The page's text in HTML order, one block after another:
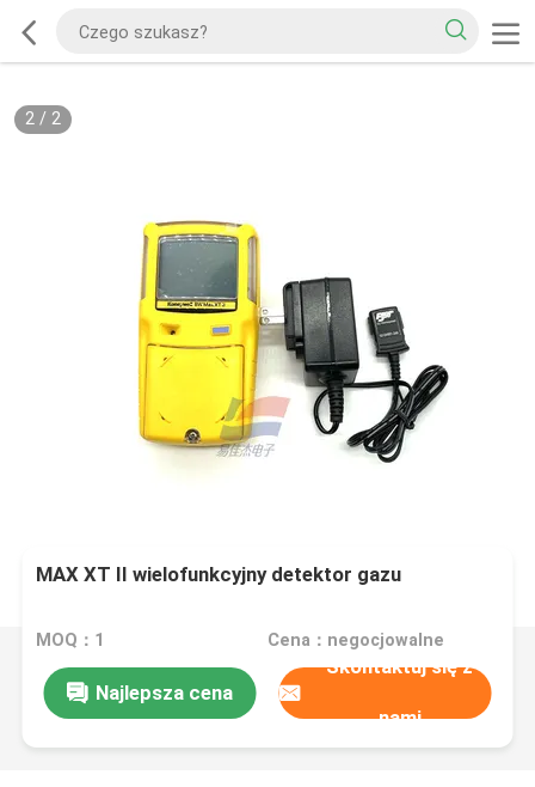
2/ 2
MAX XT II wielofunkcyjny detektor gazu
MOQ：1 Cena：negocjowalne
Najlepsza cena
Skontaktuj się z
nami